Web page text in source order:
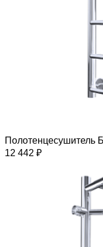
Полотенцесушитель
12 442 ₽